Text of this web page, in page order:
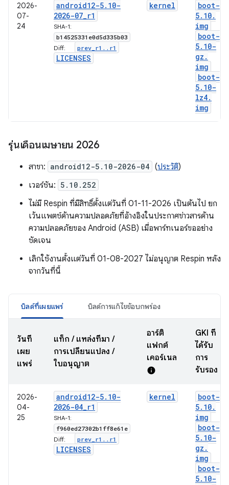
2026-
07-
24
android12-5. 10-
2026-07_r1
SHA-1:
b14525331e0d5d335b03
Diff: prev r1 . . r1
LICENSES
kernel
boot-
5. 10.
img
boot-
5. 10-
gz .
img
boot-
5. 10-
lz4.
img
รุ่นเดือนเมษายน 2026
สาขา: android12-5.10-2026-04 (ประวัติ)
เวอร์ชัน: 5.10.252
ไม่มี Respin ที่มีสิทธิ์ตั้งแต่วันที่ 01-11-2026 เป็นต้นไป ยก
เว้นแพตช์ด้านความปลอดภัยที่อ้างอิงในประกาศข่าวสารด้าน
ความปลอดภัยของ Android (ASB) เมื่อพาร์ทเนอร์ขออย่าง
ชัดเจน
เลิกใช้งานตั้งแต่วันที่ 01-08-2027 ไม่อนุญาต Respin หลัง
จากวันที่นี้
บิลด์ที่เผยแพร่ บิลด์การแก้ไขข้อบกพร่อง
วันที่
เผย
แพร่
แท็ก / แหล่งที่มา /
การเปลี่ยนแปลง /
ใบอนุญาต
อาร์ติ
แฟกต์
เคอร์เนล
info
GKI ที่
ได้รับ
การ
รับรอง
2026-
04-
25
android12-5. 10-
2026-04_r1
SHA-1:
f960ed27302b1ff8e61e
Diff: prev r1 . . r1
LICENSES
kernel
boot-
5. 10.
img
boot-
5. 10-
gz .
img
boot-
5. 10-